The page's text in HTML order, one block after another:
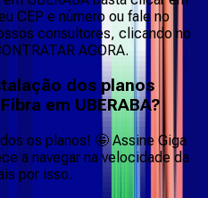
CEP e número ou fale no
consultores, clicando no
AGORA.
dos planos
em UBERABA?
os planos! 🤩 Assine Giga
a navegar na velocidade da
por isso.